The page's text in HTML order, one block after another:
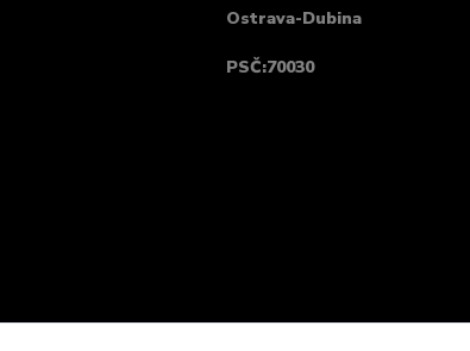
Ostrava-Dubina
PSČ:70030